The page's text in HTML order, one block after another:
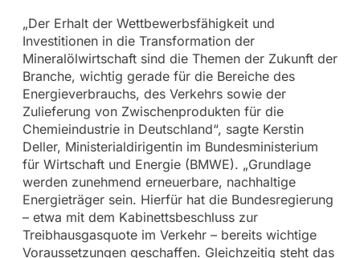
„Der Erhalt der Wettbewerbsfähigkeit und
Investitionen in die Transformation der
Mineralölwirtschaft sind die Themen der Zukunft der
Branche, wichtig gerade für die Bereiche des
Energieverbrauchs, des Verkehrs sowie der
Zulieferung von Zwischenprodukten für die
Chemieindustrie in Deutschland“, sagte Kerstin
Deller, Ministerialdirigentin im Bundesministerium
für Wirtschaft und Energie (BMWE). „Grundlage
werden zunehmend erneuerbare, nachhaltige
Energieträger sein. Hierfür hat die Bundesregierung
– etwa mit dem Kabinettsbeschluss zur
Treibhausgasquote im Verkehr – bereits wichtige
Voraussetzungen geschaffen. Gleichzeitig steht das